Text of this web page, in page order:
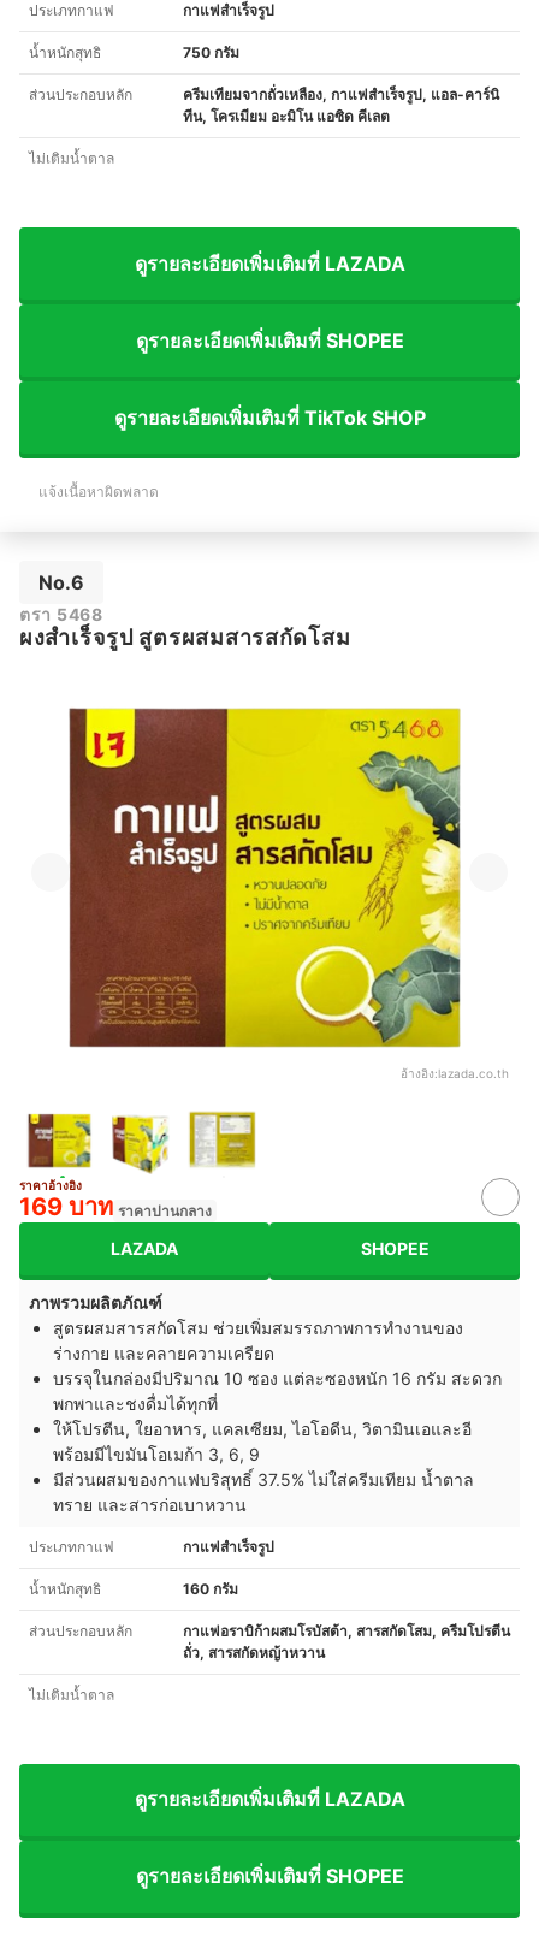
ประเภทกาแฟ กาแฟสำเร็จรูป
น้ำหนักสุทธิ 750 กรัม
ส่วนประกอบหลัก
ครีมเทียมจากถั่วเหลือง, กาแฟสำเร็จรูป, แอล-คาร์นิ
ทีน, โครเมียม อะมิโน แอซิด คีเลต
ไม่เติมน้ำตาล
ดูรายละเอียดเพิ่มเติมที่ LAZADA
ดูรายละเอียดเพิ่มเติมที่ SHOPEE
ดูรายละเอียดเพิ่มเติมที่ TikTok SHOP
แจ้งเนื้อหาผิดพลาด
No.6
ตรา 5468
ผงสำเร็จรูป สูตรผสมสารสกัดโสม
อ้างอิง:lazada.co.th
ราคาอ้างอิง
169 บาท ราคาปานกลาง
LAZADA SHOPEE
ภาพรวมผลิตภัณฑ์
สูตรผสมสารสกัดโสม ช่วยเพิ่มสมรรถภาพการทำงานของ
ร่างกาย และคลายความเครียด
บรรจุในกล่องมีปริมาณ 10 ซอง แต่ละซองหนัก 16 กรัม สะดวก
พกพาและชงดื่มได้ทุกที่
ให้โปรตีน, ใยอาหาร, แคลเซียม, ไอโอดีน, วิตามินเอและอี
พร้อมมีไขมันโอเมก้า 3, 6, 9
มีส่วนผสมของกาแฟบริสุทธิ์ 37.5% ไม่ใส่ครีมเทียม น้ำตาล
ทราย และสารก่อเบาหวาน
ประเภทกาแฟ กาแฟสำเร็จรูป
น้ำหนักสุทธิ 160 กรัม
ส่วนประกอบหลัก
กาแฟอราบิก้าผสมโรบัสต้า, สารสกัดโสม, ครีมโปรตีน
ถั่ว, สารสกัดหญ้าหวาน
ไม่เติมน้ำตาล
ดูรายละเอียดเพิ่มเติมที่ LAZADA
ดูรายละเอียดเพิ่มเติมที่ SHOPEE